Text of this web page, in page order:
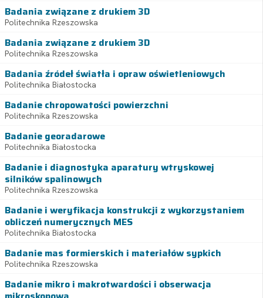
Badania związane z drukiem 3D
Politechnika Rzeszowska
Badania związane z drukiem 3D
Politechnika Rzeszowska
Badania źródeł światła i opraw oświetleniowych
Politechnika Białostocka
Badanie chropowatości powierzchni
Politechnika Rzeszowska
Badanie georadarowe
Politechnika Białostocka
Badanie i diagnostyka aparatury wtryskowej
silników spalinowych
Politechnika Rzeszowska
Badanie i weryfikacja konstrukcji z wykorzystaniem
obliczeń numerycznych MES
Politechnika Białostocka
Badanie mas formierskich i materiałów sypkich
Politechnika Rzeszowska
Badanie mikro i makrotwardości i obserwacja